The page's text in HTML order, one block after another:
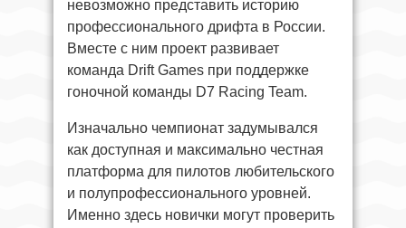
невозможно представить историю
профессионального дрифта в России.
Вместе с ним проект развивает
команда Drift Games при поддержке
гоночной команды D7 Racing Team.
Изначально чемпионат задумывался
как доступная и максимально честная
платформа для пилотов любительского
и полупрофессионального уровней.
Именно здесь новички могут проверить